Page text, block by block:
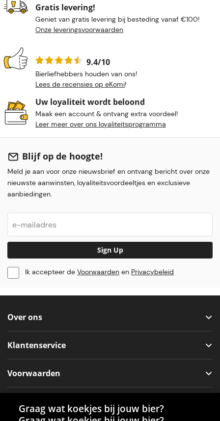
Gratis levering!
Geniet van gratis levering bij besteding vanaf €100!
Onze leveringsvoorwaarden
9.4/10
Bierliefhebbers houden van ons!
Lees de recensies op eKomi!
Uw loyaliteit wordt beloond
Maak een account & ontvang extra voordeel!
Leer meer over ons loyaliteitsprogramma
Blijf op de hoogte!
Meld je aan voor onze nieuwsbrief en ontvang bericht over onze
nieuwste aanwinsten, loyaliteitsvoordeeltjes en exclusieve
aanbiedingen.
Sign Up
Ik accepteer de Voorwaarden en Privacybeleid
Over ons
Klantenservice
Voorwaarden
Graag wat koekjes bij jouw bier?